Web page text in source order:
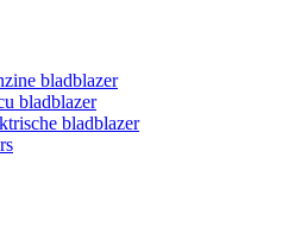
bladblazer
bladblazer
bladblazer